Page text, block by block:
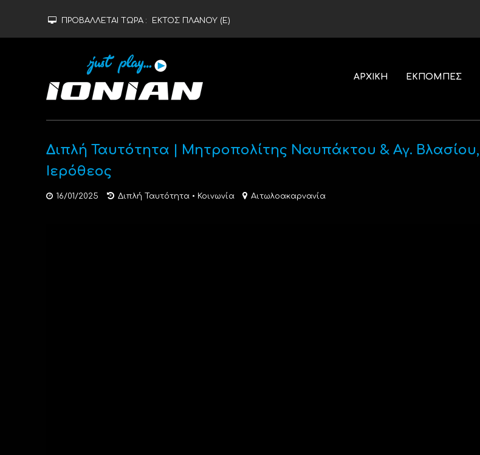
ΠΡΟΒΑΛΛΕΤΑΙ ΤΩΡΑ : ΕΚΤΟΣ ΠΛΑΝΟΥ (Ε)
ΑΡΧΙΚΗ ΕΚΠΟΜΠΕΣ
Διπλή Ταυτότητα | Μητροπολίτης Ναυπάκτου & Αγ. Βλασίου,
Ιερόθεος
16/01/2025 Διπλή Ταυτότητα • Κοινωνία Αιτωλοακαρνανία